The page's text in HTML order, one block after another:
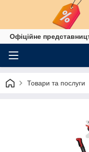
Офіційне
Товари та послуги